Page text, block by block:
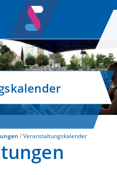
Veranstaltungskalender